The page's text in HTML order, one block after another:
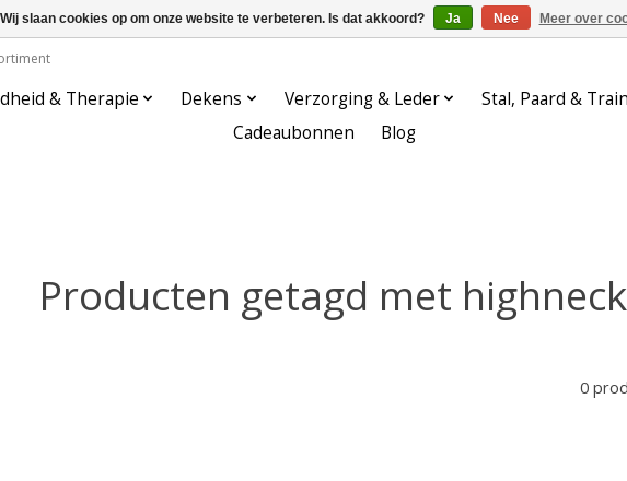
& Therapie Dekens Verzorging & Leder Stal, Paard &
Cadeaubonnen
Blog
Producten getagd met highneck
0
Wij slaan cookies op om onze website te verbeteren. Is dat akkoord? Ja Nee Meer over